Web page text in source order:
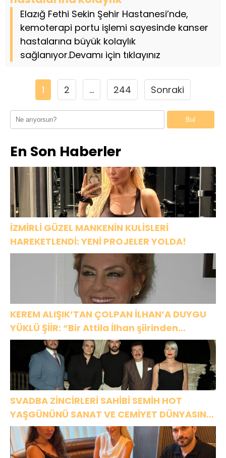
Elazığ Fethi Sekin Şehir Hastanesi’nde,
kemoterapi portu işlemi sayesinde kanser
hastalarına büyük kolaylık
sağlanıyor.Devamı için tıklayınız
1 2 … 244 Sonraki
Bul
En Son Haberler
İZMİRLİ GÜZEL MANKENİN KULİSLERİ
HAREKETLENDİ: YENİ PROJELER YOLDA!
KEREM ALIŞIK’TAN ÇOLPAN İLHAN’A DUYGU
YÜKLÜ ŞİİR: “Bir Attila İlhan şiirinden
çıkmıştı sanki”
SVADBA ZİNCİRLERİ SAHİBİ SEMİH HOT
YAŞGÜNÜNÜ SANAT VE CEMİYET DÜNYASININ
ÜNLÜ İSİMLERİYLE KUTLADI!